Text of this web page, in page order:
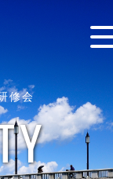
修会